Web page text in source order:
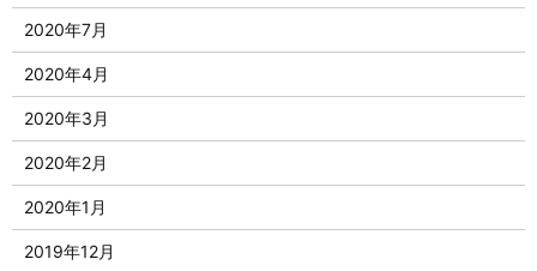
2020年7月
2020年4月
2020年3月
2020年2月
2020年1月
2019年12月